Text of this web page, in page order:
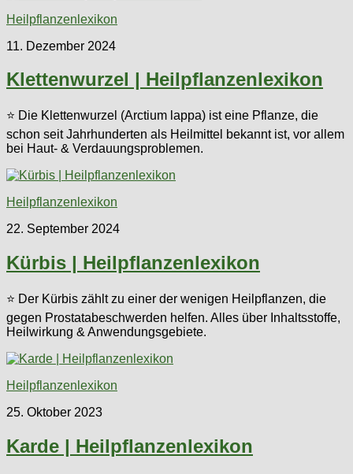
Heilpflanzenlexikon
11. Dezember 2024
Klettenwurzel | Heilpflanzenlexikon
⭐ Die Klettenwurzel (Arctium lappa) ist eine Pflanze, die
schon seit Jahrhunderten als Heilmittel bekannt ist, vor allem
bei Haut- & Verdauungsproblemen.
Heilpflanzenlexikon
22. September 2024
Kürbis | Heilpflanzenlexikon
⭐ Der Kürbis zählt zu einer der wenigen Heilpflanzen, die
gegen Prostatabeschwerden helfen. Alles über Inhaltsstoffe,
Heilwirkung & Anwendungsgebiete.
Heilpflanzenlexikon
25. Oktober 2023
Karde | Heilpflanzenlexikon